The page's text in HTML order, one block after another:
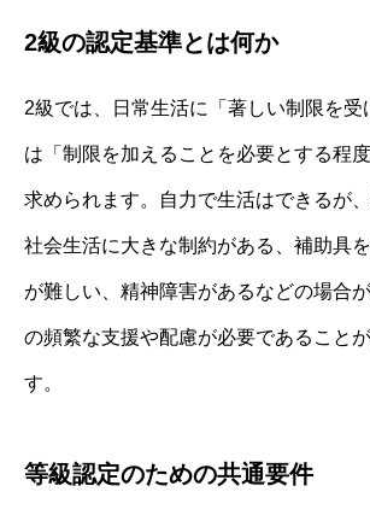
2級の認定基準とは何か
2級では、日常生活に「著しい制限を受
は「制限を加えることを必要とする程
求められます。自力で生活はできるが
社会生活に大きな制約がある、補助具
が難しい、精神障害があるなどの場合
の頻繁な支援や配慮が必要であること
す。
等級認定のための共通要件